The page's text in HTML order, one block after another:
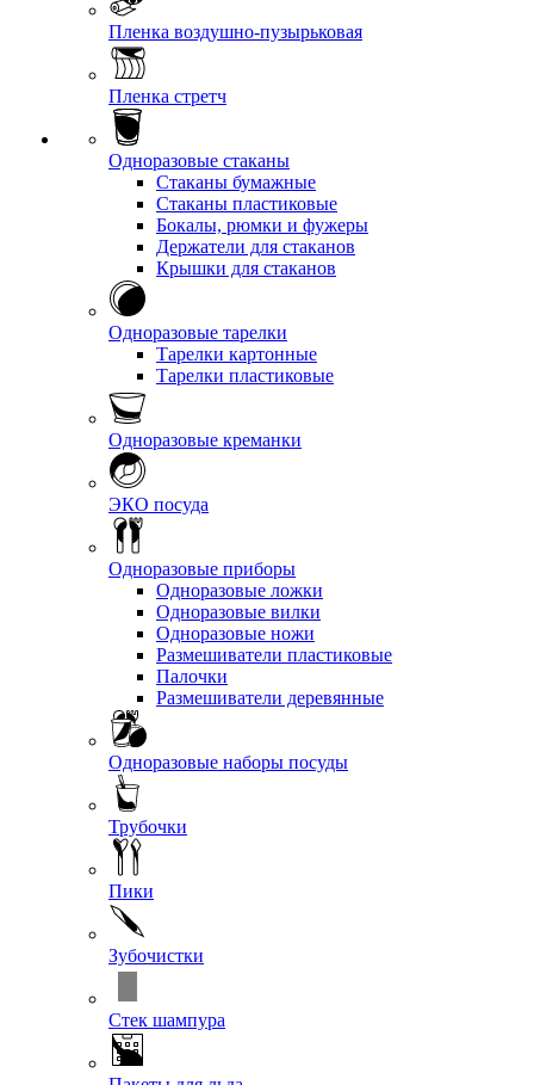
Пленка воздушно-пузырьковая
Пленка стретч
Одноразовые стаканы
Стаканы бумажные
Стаканы пластиковые
Бокалы, рюмки и фужеры
Держатели для стаканов
Крышки для стаканов
Одноразовые тарелки
Тарелки картонные
Тарелки пластиковые
Одноразовые креманки
ЭКО посуда
Одноразовые приборы
Одноразовые ложки
Одноразовые вилки
Одноразовые ножи
Размешиватели пластиковые
Палочки
Размешиватели деревянные
Одноразовые наборы посуды
Трубочки
Пики
Зубочистки
Стек шампура